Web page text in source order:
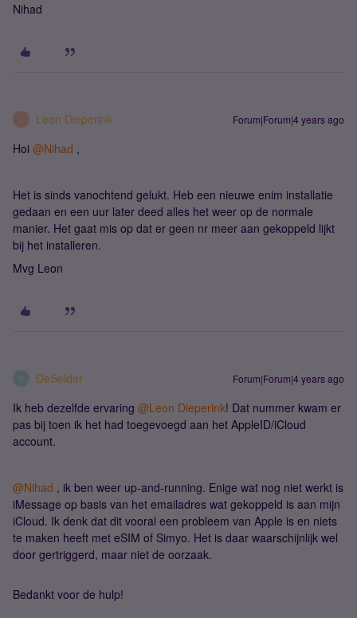
Nihad
Leon Dieperink Forum|Forum|4 years ago
Hoi @Nihad ,
Het is sinds vanochtend gelukt. Heb een nieuwe enim installatie
gedaan en een uur later deed alles het weer op de normale
manier. Het gaat mis op dat er geen nr meer aan gekoppeld lijkt
bij het installeren.
Mvg Leon
DeSelder Forum|Forum|4 years ago
Ik heb dezelfde ervaring @Leon Dieperink! Dat nummer kwam er
pas bij toen ik het had toegevoegd aan het AppleID/iCloud
account.
@Nihad , ik ben weer up-and-running. Enige wat nog niet werkt is
iMessage op basis van het emailadres wat gekoppeld is aan mijn
iCloud. Ik denk dat dit vooral een probleem van Apple is en niets
te maken heeft met eSIM of Simyo. Het is daar waarschijnlijk wel
door gertriggerd, maar niet de oorzaak.
Bedankt voor de hulp!